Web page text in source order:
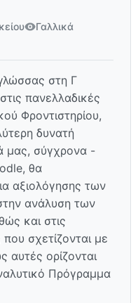
Γαλλικά
στη Γ
πανελλαδικές
Φροντιστηρίου,
δυνατή
μας, σύγχρονα -
θα
αξιολόγησης των
ανάλυση των
και στις
που σχετίζονται με
αυτές ορίζονται
Πρόγραμμα